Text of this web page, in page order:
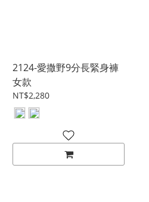
2124-愛撒野9分長緊身褲
女款
NT$2,280